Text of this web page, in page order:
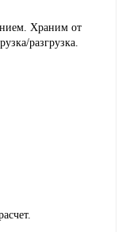
Храним от
разгрузка.